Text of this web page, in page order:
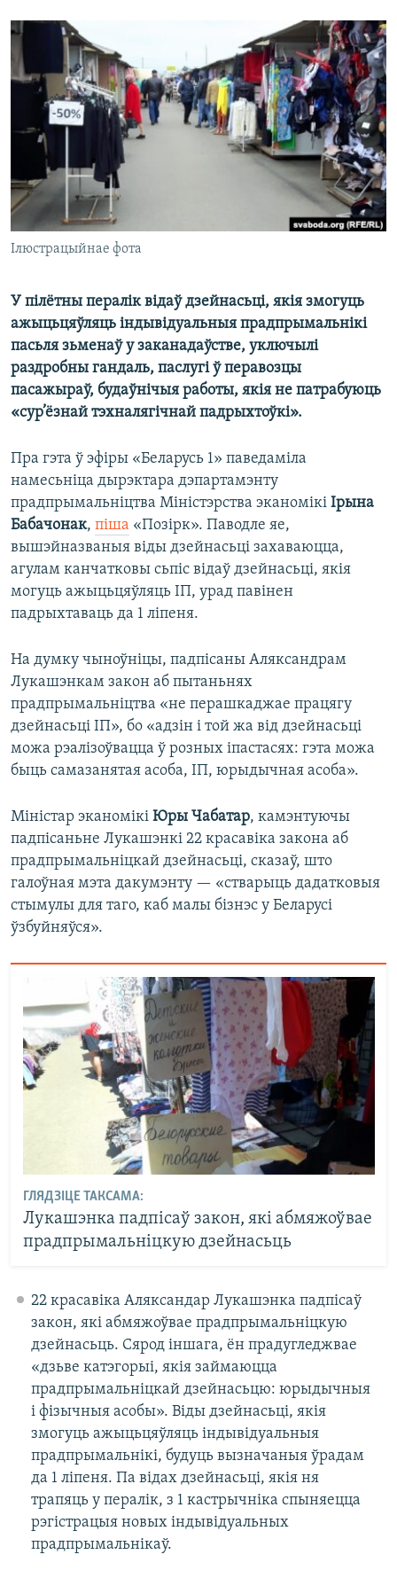
КАЛЯНДАР
НА ХВАЛЯХ СВАБОДЫ
Ілюстрацыйнае фота
У пілётны пералік відаў дзейнасьці, якія змогуць
ажыцьцяўляць індывідуальныя прадпрымальнікі
пасьля зьменаў у заканадаўстве, уключылі
раздробны гандаль, паслугі ў перавозцы
пасажыраў, будаўнічыя работы, якія не патрабуюць
«сур’ёзнай тэхналягічнай падрыхтоўкі».
Пра гэта ў эфіры «Беларусь 1» паведаміла
намесьніца дырэктара дэпартамэнту
прадпрымальніцтва Міністэрства эканомікі Ірына
Бабачонак, піша «Позірк». Паводле яе,
вышэйназваныя віды дзейнасьці захаваюцца,
агулам канчатковы сьпіс відаў дзейнасьці, якія
могуць ажыцьцяўляць ІП, урад павінен
падрыхтаваць да 1 ліпеня.
На думку чыноўніцы, падпісаны Аляксандрам
Лукашэнкам закон аб пытаньнях
прадпрымальніцтва «не перашкаджае працягу
дзейнасьці ІП», бо «адзін і той жа від дзейнасьці
можа рэалізоўвацца ў розных іпастасях: гэта можа
быць самазанятая асоба, ІП, юрыдычная асоба».
Міністар эканомікі Юры Чабатар, камэнтуючы
падпісаньне Лукашэнкі 22 красавіка закона аб
прадпрымальніцкай дзейнасьці, сказаў, што
галоўная мэта дакумэнту — «стварыць дадатковыя
стымулы для таго, каб малы бізнэс у Беларусі
ўзбуйняўся».
ГЛЯДЗІЦЕ ТАКСАМА:
Лукашэнка падпісаў закон, які абмяжоўвае
прадпрымальніцкую дзейнасьць
22 красавіка Аляксандар Лукашэнка падпісаў
закон, які абмяжоўвае прадпрымальніцкую
дзейнасьць. Сярод іншага, ён прадугледжвае
«дзьве катэгорыі, якія займаюцца
прадпрымальніцкай дзейнасьцю: юрыдычныя
і фізычныя асобы». Віды дзейнасьці, якія
змогуць ажыцьцяўляць індывідуальныя
прадпрымальнікі, будуць вызначаныя ўрадам
да 1 ліпеня. Па відах дзейнасьці, якія ня
трапяць у пералік, з 1 кастрычніка спыняецца
рэгістрацыя новых індывідуальных
прадпрымальнікаў.